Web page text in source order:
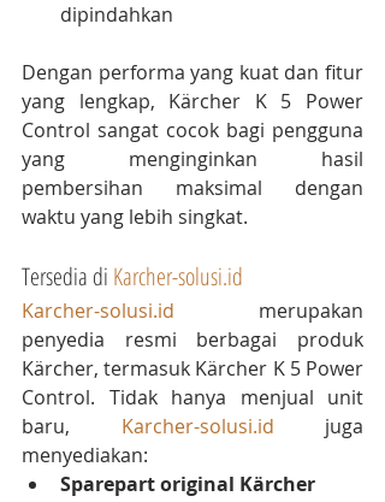
dipindahkan
Dengan performa yang kuat dan fitur
yang lengkap, Kärcher K 5 Power
Control sangat cocok bagi pengguna
yang menginginkan hasil
pembersihan maksimal dengan
waktu yang lebih singkat.
Tersedia di Karcher-solusi.id
Karcher-solusi.id merupakan
penyedia resmi berbagai produk
Kärcher, termasuk Kärcher K 5 Power
Control. Tidak hanya menjual unit
baru, Karcher-solusi.id juga
menyediakan:
Sparepart original Kärcher